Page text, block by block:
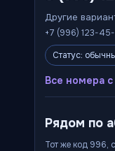
Другие
+7 (996) 123-
Статус:
Все номера
Рядом по
Тот же код 996,